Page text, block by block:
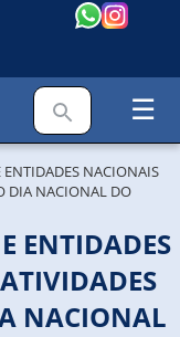
☰
ENTIDADES NACIONAIS
DIA NACIONAL DO
ENTIDADES
NACIONAL